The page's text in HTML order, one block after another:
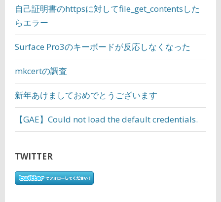
自己証明書のhttpsに対してfile_get_contentsした
らエラー
Surface Pro3のキーボードが反応しなくなった
mkcertの調査
新年あけましておめでとうございます
【GAE】Could not load the default credentials.
TWITTER